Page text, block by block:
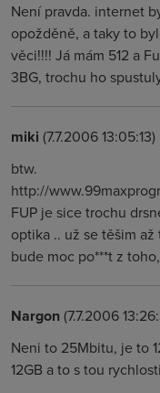
Není pravda. internet
opožděně, a taky to
věci!!!! Já mám 512 a
3BG, trochu ho
miki (7.7.2006 13:05:13)
btw.
http://
FUP je sice trochu
optika .. už se těšim
bude moc po***t z
Nargon(7.7.2006
Neni to 25Mbitu, je to
12GB a to s tou